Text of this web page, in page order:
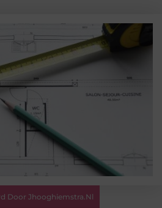
Door Jhooghiemstra.nl